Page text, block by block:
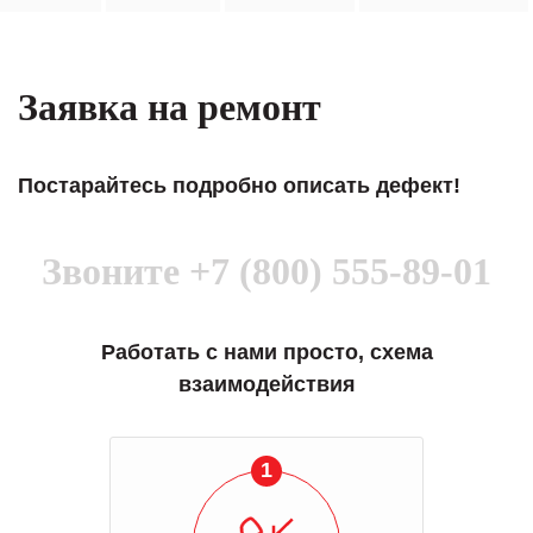
Заявка на ремонт
Постарайтесь подробно описать дефект!
Звоните +7 (800) 555-89-01
Работать с нами просто, схема
взаимодействия
1